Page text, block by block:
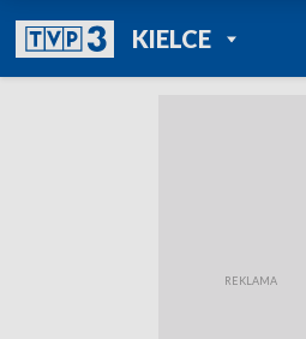
KIELCEPOWRÓT DO
TVP REGIONY